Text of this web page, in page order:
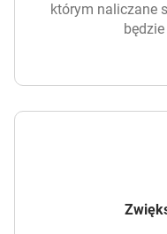
którym naliczane